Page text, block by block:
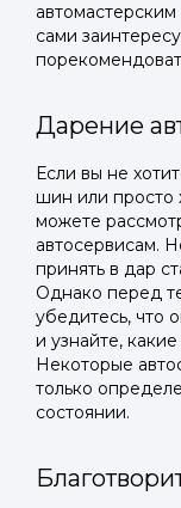
сами
Дарение
Если вы не
шин или просто
можете
автосервисам.
принять в дар
Однако перед
убедитесь, что
и узнайте,
Некоторые
только
состоянии.